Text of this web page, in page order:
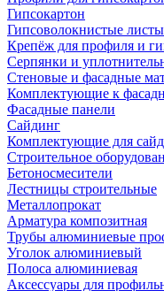
Гипсокартон
Гипсоволокнистые листы
Крепёж для профиля и
Серпянки и
Стеновые и фасадные
Комплектующие к
Фасадные панели
Сайдинг
Комплектующие для
Строительное
Бетоносмесители
Лестницы строительные
Металлопрокат
Арматура композитная
Трубы алюминиевые
Уголок алюминиевый
Полоса алюминиевая
Аксессуары для